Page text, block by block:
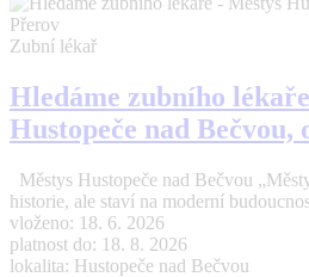
Zubní lékař
Hledáme zubního
Hustopeče nad Bečvou,
Městys Hustopeče nad Bečvou
historie, ale staví na moderní
vloženo: 18. 6. 2026
platnost do: 18. 8. 2026
lokalita: Hustopeče nad Bečvou